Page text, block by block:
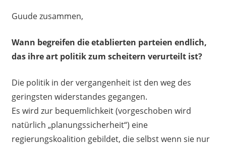
Guude zusammen,
Wann begreifen die etablierten parteien endlich,
das ihre art politik zum scheitern verurteilt ist?
Die politik in der vergangenheit ist den weg des
geringsten widerstandes gegangen.
Es wird zur bequemlichkeit (vorgeschoben wird
natürlich „planungssicherheit“) eine
regierungskoalition gebildet, die selbst wenn sie nur